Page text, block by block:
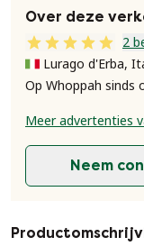
Over deze
2
Lurago d'Erba,
Op Whoppah sinds
Meer advertenties
Neem